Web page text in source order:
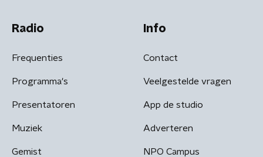
Radio
Frequenties
Programma's
Presentatoren
Muziek
Gemist
Info
Contact
Veelgestelde vragen
App de studio
Adverteren
NPO Campus